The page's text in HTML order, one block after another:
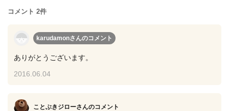
コメント 2件
karudamonさんのコメント
ありがとうございます。
2016.06.04
ことぶきジローさんのコメント